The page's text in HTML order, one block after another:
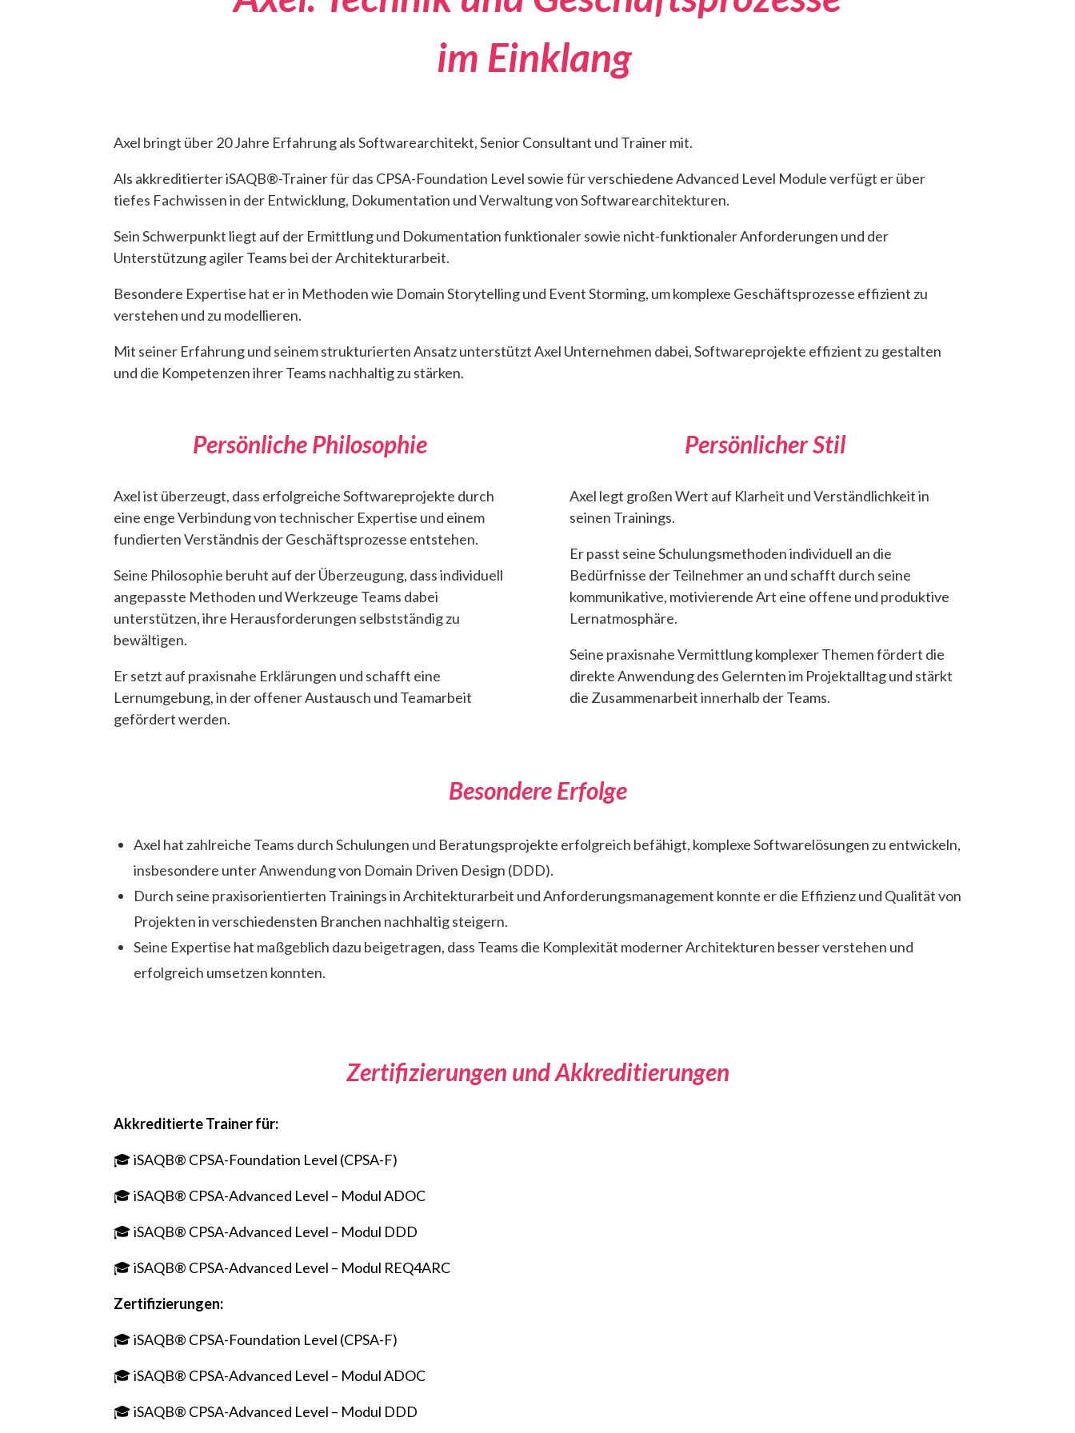
im Einklang
Axel bringt über 20 Jahre Erfahrung als Softwarearchitekt, Senior Consultant und Trainer mit.
Als akkreditierter iSAQB®-Trainer für das CPSA-Foundation Level sowie für verschiedene Advanced Level Module verfügt er über
tiefes Fachwissen in der Entwicklung, Dokumentation und Verwaltung von Softwarearchitekturen.
Sein Schwerpunkt liegt auf der Ermittlung und Dokumentation funktionaler sowie nicht-funktionaler Anforderungen und der
Unterstützung agiler Teams bei der Architekturarbeit.
Besondere Expertise hat er in Methoden wie Domain Storytelling und Event Storming, um komplexe Geschäftsprozesse effizient zu
verstehen und zu modellieren.
Mit seiner Erfahrung und seinem strukturierten Ansatz unterstützt Axel Unternehmen dabei, Softwareprojekte effizient zu gestalten
und die Kompetenzen ihrer Teams nachhaltig zu stärken.
Persönliche Philosophie
Axel ist überzeugt, dass erfolgreiche Softwareprojekte durch
eine enge Verbindung von technischer Expertise und einem
fundierten Verständnis der Geschäftsprozesse entstehen.
Seine Philosophie beruht auf der Überzeugung, dass individuell
angepasste Methoden und Werkzeuge Teams dabei
unterstützen, ihre Herausforderungen selbstständig zu
bewältigen.
Er setzt auf praxisnahe Erklärungen und schafft eine
Lernumgebung, in der offener Austausch und Teamarbeit
gefördert werden.
Persönlicher Stil
Axel legt großen Wert auf Klarheit und Verständlichkeit in
seinen Trainings.
Er passt seine Schulungsmethoden individuell an die
Bedürfnisse der Teilnehmer an und schafft durch seine
kommunikative, motivierende Art eine offene und produktive
Lernatmosphäre.
Seine praxisnahe Vermittlung komplexer Themen fördert die
direkte Anwendung des Gelernten im Projektalltag und stärkt
die Zusammenarbeit innerhalb der Teams.
Besondere Erfolge
Axel hat zahlreiche Teams durch Schulungen und Beratungsprojekte erfolgreich befähigt, komplexe Softwarelösungen zu entwickeln,
insbesondere unter Anwendung von Domain Driven Design (DDD).
Durch seine praxisorientierten Trainings in Architekturarbeit und Anforderungsmanagement konnte er die Effizienz und Qualität von
Projekten in verschiedensten Branchen nachhaltig steigern.
Seine Expertise hat maßgeblich dazu beigetragen, dass Teams die Komplexität moderner Architekturen besser verstehen und
erfolgreich umsetzen konnten.
Zertifizierungen und Akkreditierungen
Akkreditierte Trainer für:
🎓 iSAQB® CPSA-Foundation Level (CPSA-F)
🎓 iSAQB® CPSA-Advanced Level – Modul ADOC
🎓 iSAQB® CPSA-Advanced Level – Modul DDD
🎓 iSAQB® CPSA-Advanced Level – Modul REQ4ARC
Zertifizierungen:
🎓 iSAQB® CPSA-Foundation Level (CPSA-F)
🎓 iSAQB® CPSA-Advanced Level – Modul ADOC
🎓 iSAQB® CPSA-Advanced Level – Modul DDD